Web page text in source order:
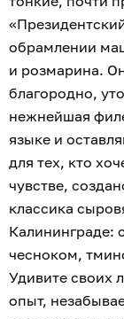
обрамлении
и розмарина.
благородно,
нежнейшая
языке и
для тех, кто
чувстве,
классика
Калининграде:
чесноком,
Удивите своих
опыт,